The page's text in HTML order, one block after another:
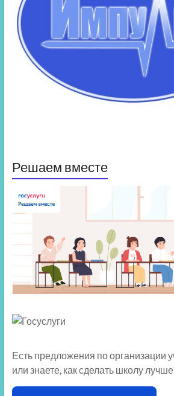
Решаем вместе
Есть предложения по организации
или знаете, как сделать школу